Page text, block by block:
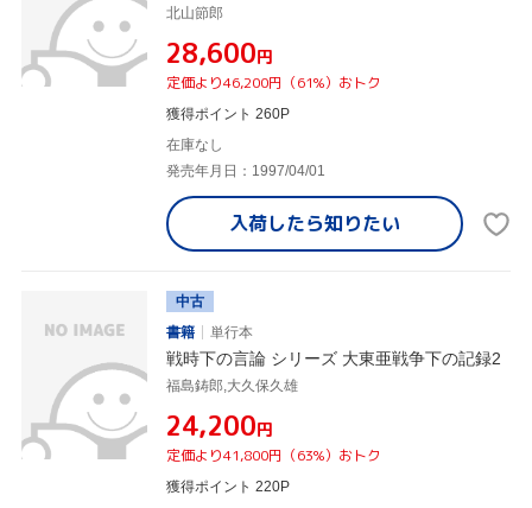
北山節郎
¥28,600円
定価より46,200円（61%）おトク
獲得ポイント 260P
在庫なし
発売年月日：1997/04/01
入荷したら知りたい
中古
書籍
単行本
戦時下の言論 シリーズ 大東亜戦争下の記録2
福島鋳郎,大久保久雄
¥24,200円
定価より41,800円（63%）おトク
獲得ポイント 220P